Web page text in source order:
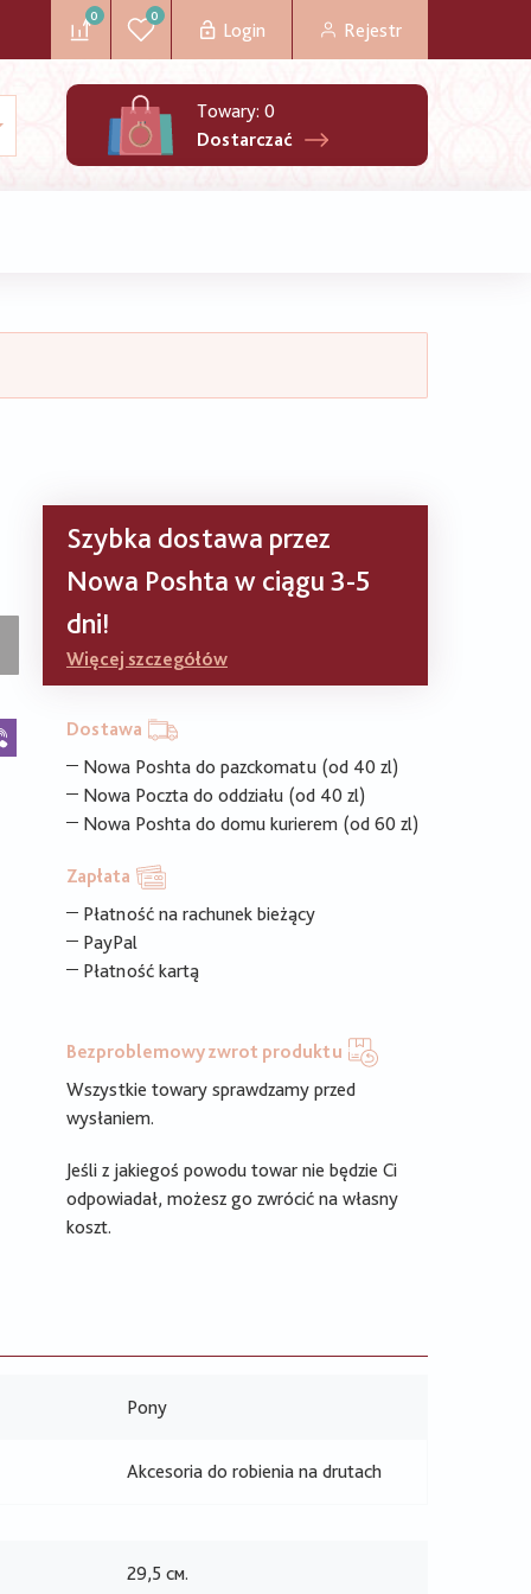
0 0
Login Rejestr
Towary: 0
Dostarczać
Szybka dostawa przez
Nowa Poshta w ciągu 3-5
dni!
Więcej szczegółów
Dostawa
Nowa Poshta do pazckomatu (od 40 zl)
Nowa Poczta do oddziału (od 40 zl)
Nowa Poshta do domu kurierem (od 60 zl)
Zapłata
Płatność na rachunek bieżący
PayPal
Płatność kartą
Bezproblemowy zwrot produktu
Wszystkie towary sprawdzamy przed
wysłaniem.
Jeśli z jakiegoś powodu towar nie będzie Ci
odpowiadał, możesz go zwrócić na własny
koszt.
Pony
Akcesoria do robienia na drutach
29,5 см.